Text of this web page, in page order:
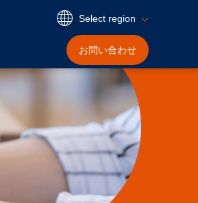
Select region
お問い合わせ